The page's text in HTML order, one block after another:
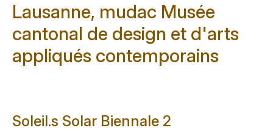
Lausanne, mudac Musée
cantonal de design et d'arts
appliqués contemporains
Soleil.s Solar Biennale 2